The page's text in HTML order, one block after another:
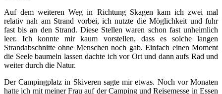
Auf dem weiteren Weg in Richtung Skagen kam ich zwei mal
relativ nah am Strand vorbei, ich nutzte die Möglichkeit und fuhr
fast bis an den Strand. Diese Stellen waren schon fast unheimlich
leer. Ich konnte mir kaum vorstellen, dass es solche langen
Strandabschnitte ohne Menschen noch gab. Einfach einen Moment
die Seele baumeln lassen dachte ich vor Ort und dann aufs Rad und
weiter durch die Natur.
Der Campingplatz in Skiveren sagte mir etwas. Noch vor Monaten
hatte ich mit meiner Frau auf der Camping und Reisemesse in Essen